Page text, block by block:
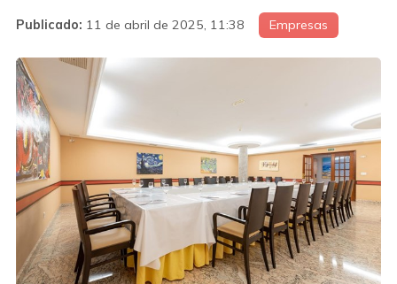
Publicado: 11 de abril de 2025, 11:38 Empresas